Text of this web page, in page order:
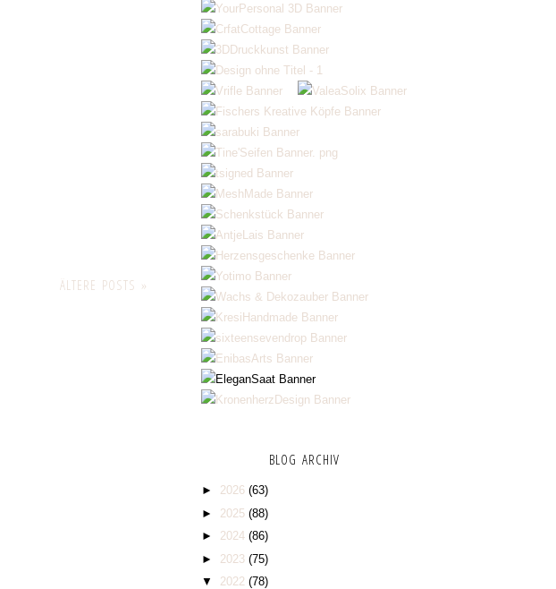
ÄLTERE POSTS »
BLOG ARCHIV
► 2026 (63)
► 2025 (88)
► 2024 (86)
► 2023 (75)
▼ 2022 (78)